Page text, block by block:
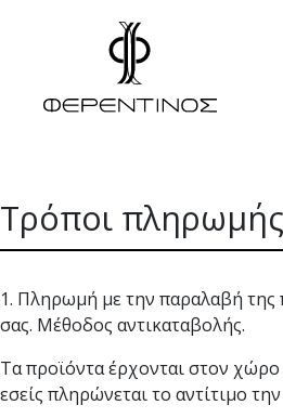
Τρόποι πληρωμής
1. Πληρωμή με την παραλαβή της
σας. Μέθοδος αντικαταβολής.
Τα προϊόντα έρχονται στον χώρο
εσείς πληρώνεται το αντίτιμο